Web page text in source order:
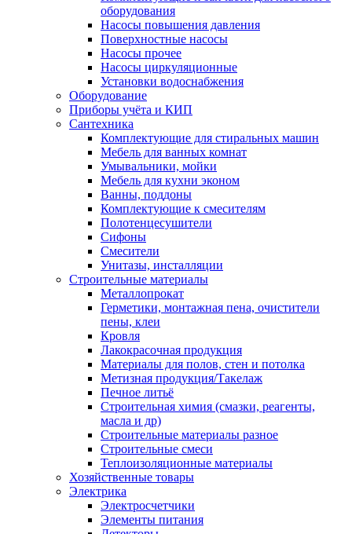
оборудования
Насосы повышения давления
Поверхностные насосы
Насосы прочее
Насосы циркуляционные
Установки водоснабжения
Оборудование
Приборы учёта и КИП
Сантехника
Комплектующие для стиральных машин
Мебель для ванных комнат
Умывальники, мойки
Мебель для кухни эконом
Ванны, поддоны
Комплектующие к смесителям
Полотенцесушители
Сифоны
Смесители
Унитазы, инсталляции
Строительные материалы
Металлопрокат
Герметики, монтажная пена, очистители
пены, клеи
Кровля
Лакокрасочная продукция
Материалы для полов, стен и потолка
Метизная продукция/Такелаж
Печное литьё
Строительная химия (смазки, реагенты,
масла и др)
Строительные материалы разное
Строительные смеси
Теплоизоляционные материалы
Хозяйственные товары
Электрика
Электросчетчики
Элементы питания